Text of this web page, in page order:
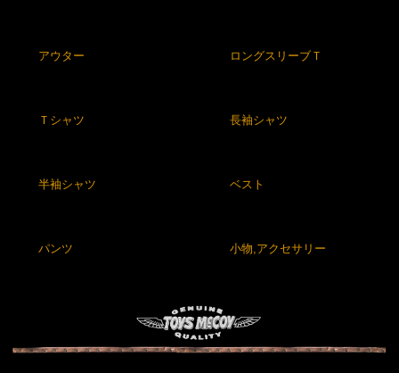
アウター ロングスリーブＴ
Ｔシャツ 長袖シャツ
半袖シャツ ベスト
パンツ 小物,アクセサリー